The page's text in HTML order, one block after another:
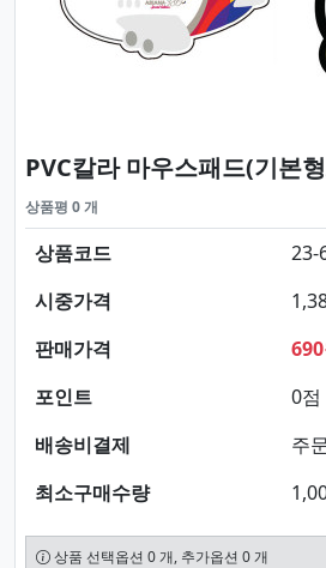
PVC칼라 마우스패드(기본
상품평 0 개
상품코드
23-
시중가격
판매가격
포인트
0점
배송비결제
주
최소구매수량
상품 선택옵션 0 개, 추가옵션 0 개